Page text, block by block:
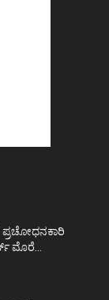
ಪ್ರಚೋಧನಕಾರಿ
ಮೊರೆ...